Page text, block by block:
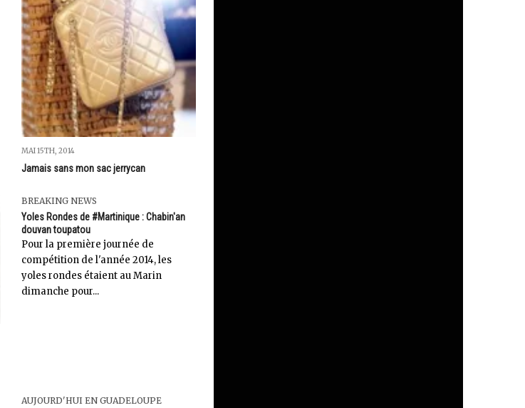
MAI 15TH, 2014
Jamais sans mon sac jerrycan
BREAKING NEWS
Yoles Rondes de #Martinique : Chabin'an
douvan toupatou
Pour la première journée de
compétition de l'année 2014, les
yoles rondes étaient au Marin
dimanche pour...
AUJOURD'HUI EN GUADELOUPE